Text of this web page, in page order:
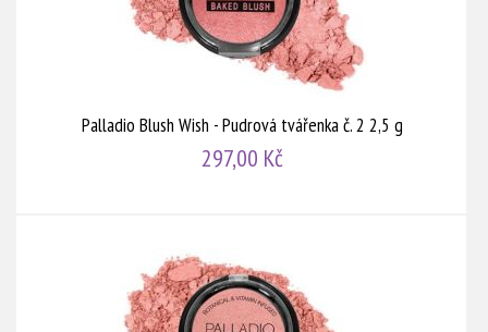
Palladio Blush Wish - Pudrová tvářenka č. 2 2,5 g
297,00 Kč